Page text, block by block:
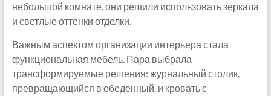
небольшой комнате, они решили использовать зеркала
и светлые оттенки отделки.
Важным аспектом организации интерьера стала
функциональная мебель. Пара выбрала
трансформируемые решения: журнальный столик,
превращающийся в обеденный, и кровать с